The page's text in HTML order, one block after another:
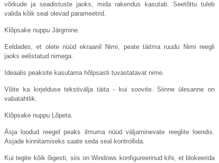
võrkude ja seadistuste jaoks, mida rakendus kasutab. Seetõttu tuleb
valida kõik seal olevad parameetrid.
Klõpsake nuppu Järgmine.
Eeldades, et olete nüüd ekraanil Nimi, peate täitma ruudu Nimi reegli
jaoks eelistatud nimega.
Ideaalis peaksite kasutama hõlpsasti tuvastatavat nime.
Võite ka kirjelduse tekstivälja täita - kui soovite. Siinne ülesanne on
vabatahtlik.
Klõpsake nuppu Lõpeta.
Äsja loodud reegel peaks ilmuma nüüd väljaminevate reeglite loendis.
Asjade kinnitamiseks saate seda seal kontrollida.
Kui tegite kõik õigesti, siis on Windows konfigureerinud kihi, et blokeerida